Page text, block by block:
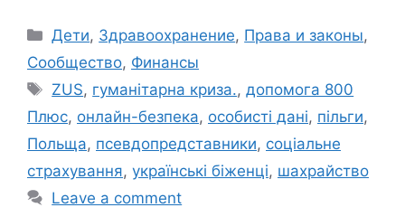
Categories
Дети, Здравоохранение, Права и законы,
Сообщество, Финансы
Tags
ZUS, гуманітарна криза.,допомога 800
Плюс, онлайн-безпека, особисті дані, пільги,
Польща, псевдопредставники, соціальне
страхування, українські біженці, шахрайство
Leave a comment